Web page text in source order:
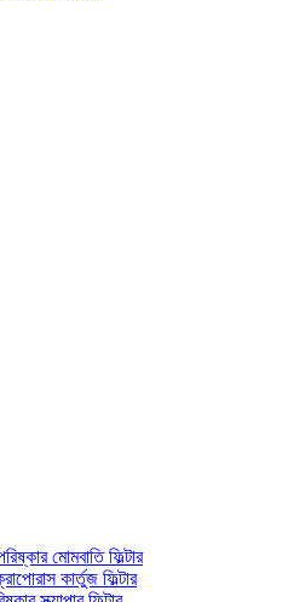
মোমবাতি ফিল্টার
কার্তুজ ফিল্টার